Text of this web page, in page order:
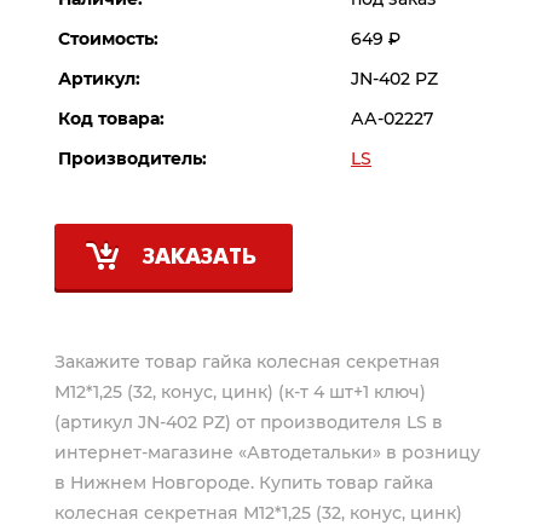
Стоимость:
649 Р
Артикул:
JN-402 PZ
Код товара:
АА-02227
Производитель:
LS
ЗАКАЗАТЬ
Закажите товар гайка колесная секретная
М12*1,25 (32, конус, цинк) (к-т 4 шт+1 ключ)
(артикул JN-402 PZ) от производителя LS в
интернет-магазине «Автодетальки» в розницу
в Нижнем Новгороде. Купить товар гайка
колесная секретная М12*1,25 (32, конус, цинк)